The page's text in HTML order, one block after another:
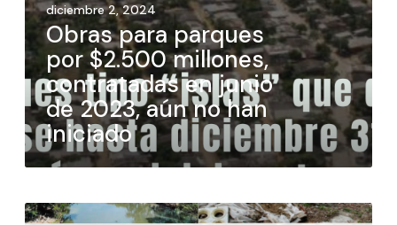
diciembre 2, 2024
Obras para parques
por $2.500 millones,
contratadas en junio
de 2023, aún no han
iniciado